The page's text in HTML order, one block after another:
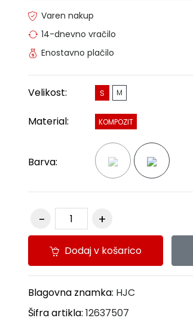
Varen nakup
14-dnevno vračilo
Enostavno plačilo
Velikost: S M
Material: KOMPOZIT
Barva:
Dodaj v košarico
Blagovna znamka: HJC
Šifra artikla: 12637507